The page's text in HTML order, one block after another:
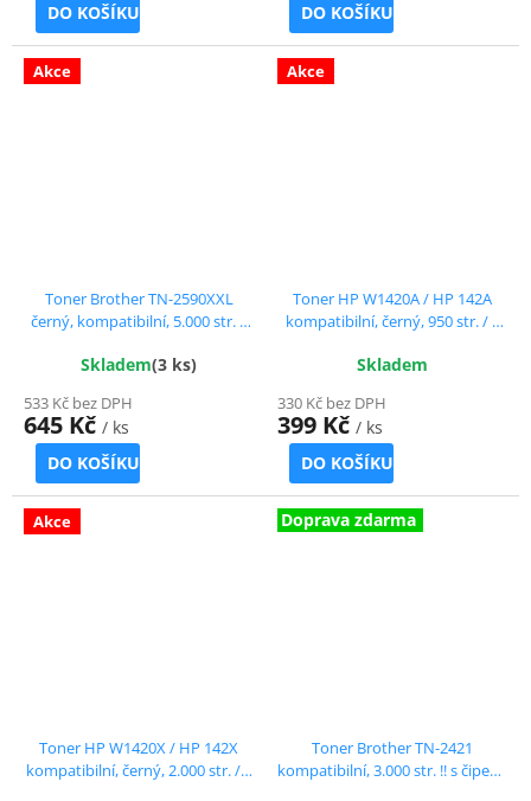
DO KOŠÍKU
DO KOŠÍKU
Akce
Toner Brother TN-2590XXL
černý, kompatibilní, 5.000 str. !!
L2922DW
Skladem(3 ks)
533 Kč bez DPH
645 Kč / ks
DO KOŠÍKU
Akce
Toner HP W1420A / HP 142A
kompatibilní, černý, 950 str. / s
Skladem
330 Kč bez DPH
399 Kč / ks
DO KOŠÍKU
Akce
Toner HP W1420X / HP 142X
kompatibilní, černý, 2.000 str. / s
Doprava zdarma
Toner Brother TN-2421
kompatibilní, 3.000 str. !! s čipem,